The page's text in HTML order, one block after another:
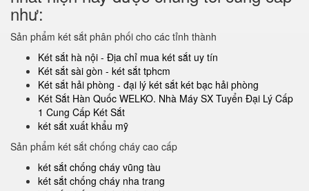
như:
Sản phẩm két sắt phân phối cho các tỉnh thành
Két sắt hà nội - Địa chỉ mua két sắt uy tín
Két sắt sài gòn - két sắt tphcm
Két sắt hải phòng - đại lý két sắt két bạc hải phòng
Két Sắt Hàn Quốc WELKO. Nhà Máy SX Tuyển Đại Lý Cấp
1 Cung Cấp Két Sắt
két sắt xuất khẩu mỹ
Sản phẩm két sắt chống cháy cao cấp
két sắt chống cháy vũng tàu
két sắt chống cháy nha trang